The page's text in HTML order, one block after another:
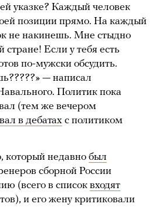
указке? Каждый человек
позиции прямо. На каждый
не накинешь. Мне стыдно
стране! Если у тебя есть
по-мужски обсудить.
— написал
Политик пока
(тем же вечером
в дебатах с политиком
недавно был
сборной России
(всего в список входят
и его жену критиковали